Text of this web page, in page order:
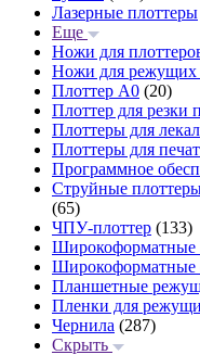
Лазерные плоттеры
Еще
Ножи для
Ножи для режущих
Плоттер А0 (20)
Плоттер для резки
Плоттеры для лекал
Плоттеры для
Программное
Струйные
(65)
ЧПУ-плоттер (133)
Широкоформатные
Планшетные
Пленки для
Чернила (287)
Скрыть